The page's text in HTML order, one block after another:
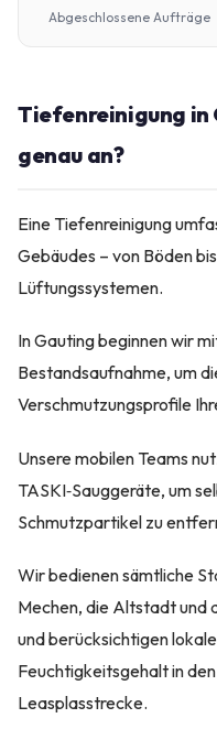
Abgeschlossene Aufträge
Tiefenreinigung in
genau an?
Eine Tiefenreinigung
Gebäudes – von Böden
Lüftungssystemen.
In Gauting beginnen wir
Bestandsaufnahme, um
Verschmutzungsprofile
Unsere mobilen Teams
TASKI‑Sauggeräte, um
Schmutzpartikel zu
Wir bedienen sämtliche
Mechen, die Altstadt und
und berücksichtigen
Feuchtigkeitsgehalt in
Leasplasstrecke.